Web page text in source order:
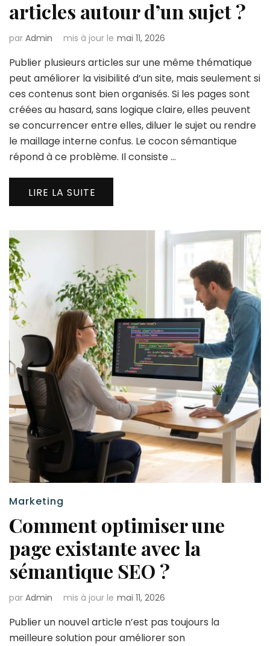
articles autour d’un sujet ?
par Admin mis à jour le mai 11, 2026
Publier plusieurs articles sur une même thématique
peut améliorer la visibilité d’un site, mais seulement si
ces contenus sont bien organisés. Si les pages sont
créées au hasard, sans logique claire, elles peuvent
se concurrencer entre elles, diluer le sujet ou rendre
le maillage interne confus. Le cocon sémantique
répond à ce problème. Il consiste …
LIRE LA SUITE
Marketing
Comment optimiser une
page existante avec la
sémantique SEO ?
par Admin mis à jour le mai 11, 2026
Publier un nouvel article n’est pas toujours la
meilleure solution pour améliorer son